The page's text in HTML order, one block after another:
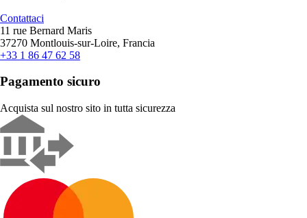
Contattaci
11 rue Bernard Maris
37270 Montlouis-sur-Loire, Francia
+33 1 86 47 62 58
Pagamento sicuro
Acquista sul nostro sito in tutta sicurezza